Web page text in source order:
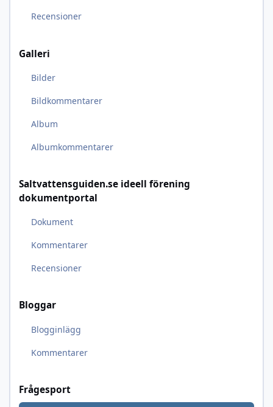
Recensioner
Galleri
Bilder
Bildkommentarer
Album
Albumkommentarer
Saltvattensguiden.se ideell förening
dokumentportal
Dokument
Kommentarer
Recensioner
Bloggar
Blogginlägg
Kommentarer
Frågesport